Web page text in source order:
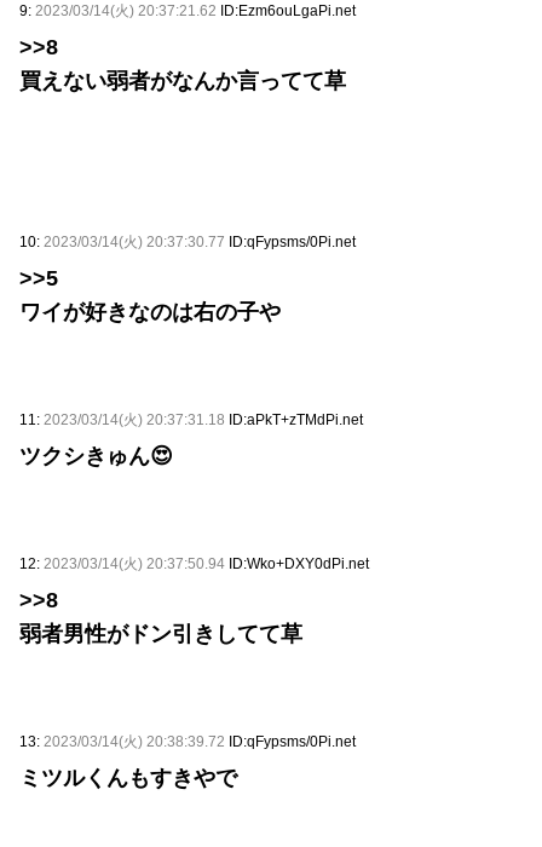
9: 2023/03/14(火) 20:37:21.62 ID:Ezm6ouLgaPi.net
>>8
買えない弱者がなんか言ってて草
10: 2023/03/14(火) 20:37:30.77 ID:qFypsms/0Pi.net
>>5
ワイが好きなのは右の子や
11: 2023/03/14(火) 20:37:31.18 ID:aPkT+zTMdPi.net
ツクシきゅん😍
12: 2023/03/14(火) 20:37:50.94 ID:Wko+DXY0dPi.net
>>8
弱者男性がドン引きしてて草
13: 2023/03/14(火) 20:38:39.72 ID:qFypsms/0Pi.net
ミツルくんもすきやで